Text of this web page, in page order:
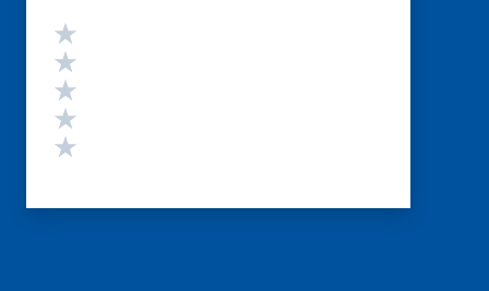
Valutazione